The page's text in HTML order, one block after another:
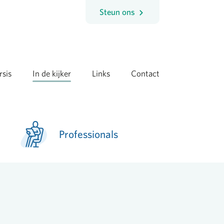
Steun ons
Professionals
In de kijker Links Contact